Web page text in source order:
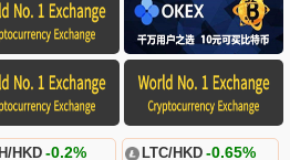
HKD -0.2% LTC/HKD -0.65%